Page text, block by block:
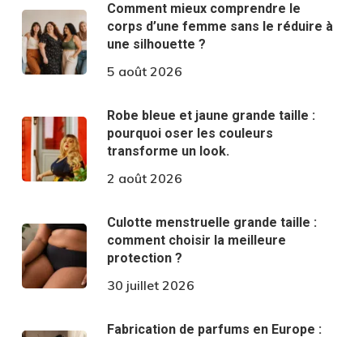
Comment mieux comprendre le
corps d’une femme sans le réduire à
une silhouette ?
5 août 2026
Robe bleue et jaune grande taille :
pourquoi oser les couleurs
transforme un look.
2 août 2026
Culotte menstruelle grande taille :
comment choisir la meilleure
protection ?
30 juillet 2026
Fabrication de parfums en Europe :